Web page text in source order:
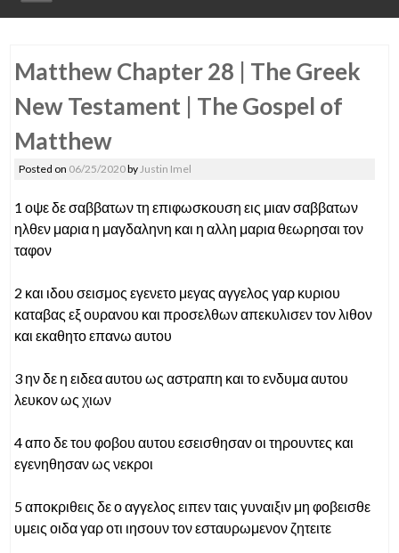
to
Matthew Chapter 28 | The Greek
New Testament | The Gospel of
Matthew
Posted on 06/25/2020byJustin Imel
1 οψε δε σαββατων τη επιφωσκουση εις μιαν σαββατων
ηλθεν μαρια η μαγδαληνη και η αλλη μαρια θεωρησαι τον
ταφον
2 και ιδου σεισμος εγενετο μεγας αγγελος γαρ κυριου
καταβας εξ ουρανου και προσελθων απεκυλισεν τον λιθον
και εκαθητο επανω αυτου
3 ην δε η ειδεα αυτου ως αστραπη και το ενδυμα αυτου
λευκον ως χιων
4 απο δε του φοβου αυτου εσεισθησαν οι τηρουντες και
εγενηθησαν ως νεκροι
5 αποκριθεις δε ο αγγελος ειπεν ταις γυναιξιν μη φοβεισθε
υμεις οιδα γαρ οτι ιησουν τον εσταυρωμενον ζητειτε